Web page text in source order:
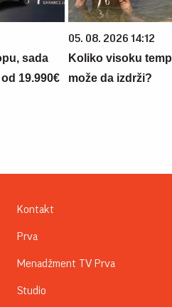
sada
19.990€
05. 08. 2026 14:12
Koliko visoku
može da izdrži?
Kontakt
Prva
Menadžment TV Prva
Studio